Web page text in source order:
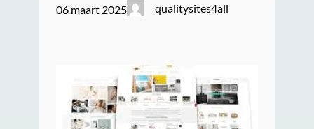
06 maart 2025 qualitysites4all